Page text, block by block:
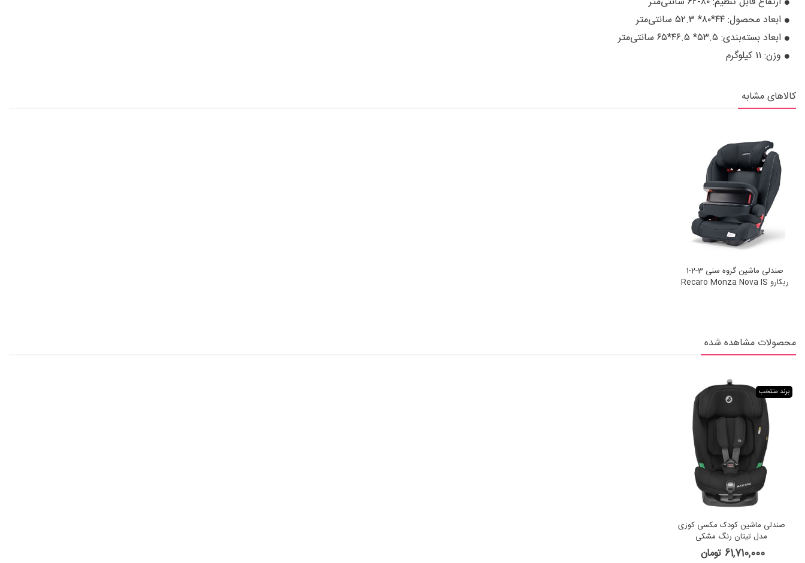
ابعاد محصول: ۴۴*۸۰* ۵۲.۳ سانتی‌متر
ابعاد بسته‌بندی: ۵۳.۵* ۴۶.۵*۶۵ سانتی‌متر
وزن: ۱۱ کیلوگرم
کالاهای مشابه
صندلی ماشین گروه سنی 3-2-1
ریکارو Recaro Monza Nova IS
محصولات مشاهده شده
برند منتخب
صندلی ماشین کودک مکسی کوزی
مدل تیتان رنگ مشکی
61,710,000 تومان